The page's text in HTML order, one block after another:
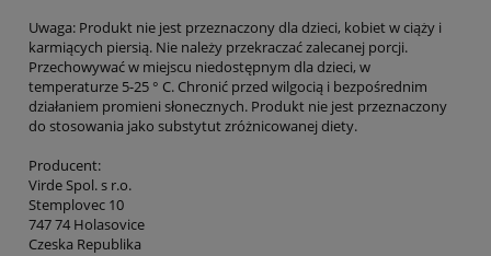
Uwaga: Produkt nie jest przeznaczony dla dzieci, kobiet w ciąży i
karmiących piersią. Nie należy przekraczać zalecanej porcji.
Przechowywać w miejscu niedostępnym dla dzieci, w
temperaturze 5-25 ° C. Chronić przed wilgocią i bezpośrednim
działaniem promieni słonecznych. Produkt nie jest przeznaczony
do stosowania jako substytut zróżnicowanej diety.
Producent:
Virde Spol. s r.o.
Stemplovec 10
747 74 Holasovice
Czeska Republika